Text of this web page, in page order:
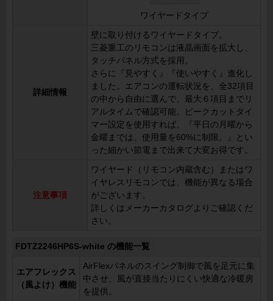
ワイヤードタイプ
詳細情報
壁に取り付けるワイヤードタイプ。
三菱重工のリモコンは液晶画面を拡大し、
タッチパネル方式を採用。
さらに『見やすく』『使いやすく』進化し
ました。エアコンの運転状況を、全32項目
の中から自由に選んで、最大６項目までリ
アルタイムで確認可能。ピークカットタイ
マー設定を使用すれば、『平日の月曜から
金曜までは、使用量を60%に制限。』とい
った細かい節電まで出来て大変お得です。
注意事項
ワイヤード（リモコン内蔵含む）またはワ
イヤレスリモコンでは、機能が異なる場合
がございます。
詳しくはメーカーカタログよりご確認くだ
さい。
FDTZ2246HP6S-white の機能一覧
エアフレックス
（風よけ）機能
AirFlexパネルのスイング制御で風を足元に集
中させ、風が直接当たりにくい快適な冷暖房
を提供。